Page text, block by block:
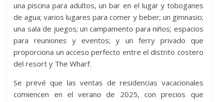
una piscina para adultos, un bar en el lugar y toboganes
de agua; varios lugares para comer y beber; un gimnasio;
una sala de juegos; un campamento para niños; espacios
para reuniones y eventos; y un ferry privado que
proporciona un acceso perfecto entre el distrito costero
del resort y The Wharf.
Se prevé que las ventas de residencias vacacionales
comiencen en el verano de 2025, con precios que